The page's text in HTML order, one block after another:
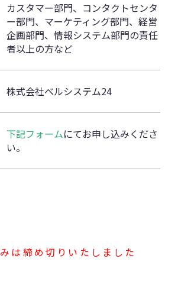
カスタマー部門、コンタクトセンタ
ー部門、マーケティング部門、経営
企画部門、情報システム部門の責任
者以上の方など
株式会社ベルシステム24
下記フォームにてお申し込みくださ
い。
は締め切りいたしました